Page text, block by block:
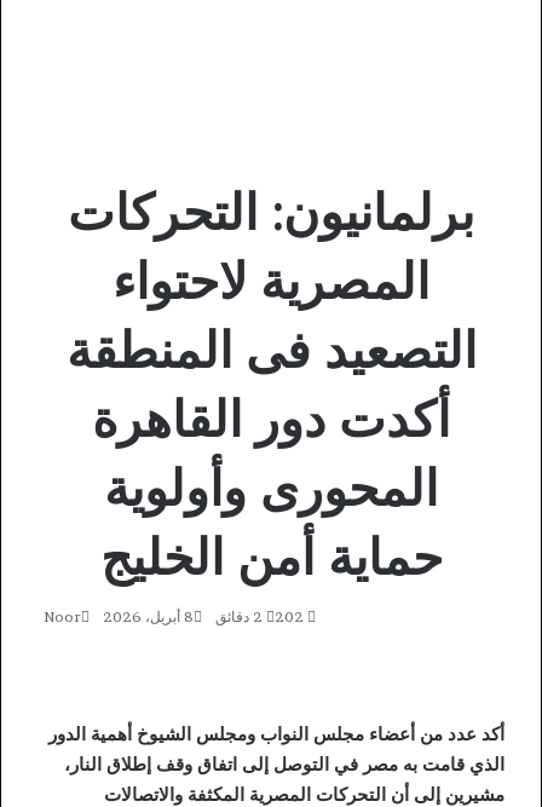
برلمانيون: التحركات
المصرية لاحتواء
التصعيد فى المنطقة
أكدت دور القاهرة
المحورى وأولوية
حماية أمن الخليج
Noor 8 أبريل، 2026
أكد عدد من أعضاء مجلس النواب ومجلس الشيوخ أهمية الدور
الذي قامت به مصر في التوصل إلى اتفاق وقف إطلاق النار،
مشيرين إلى أن التحركات المصرية المكثفة والاتصالات